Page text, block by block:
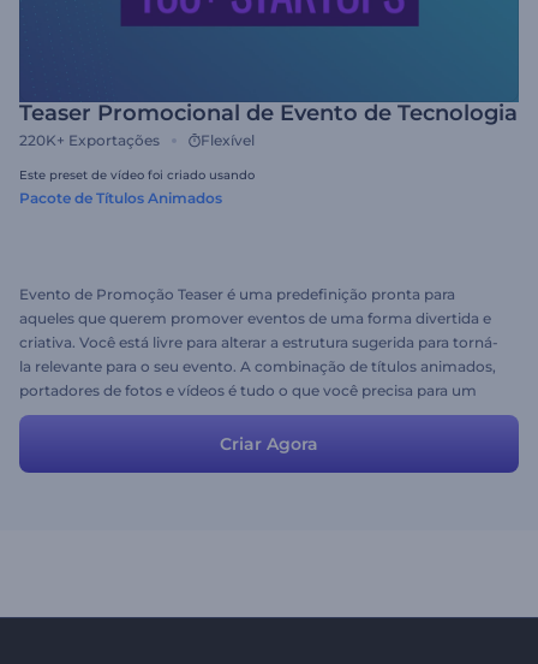
Teaser Promocional de Evento de Tecnologia
220K+ Exportações Flexível
Este preset de vídeo foi criado usando
Pacote de Títulos Animados
Evento de Promoção Teaser é uma predefinição pronta para
aqueles que querem promover eventos de uma forma divertida e
criativa. Você está livre para alterar a estrutura sugerida para torná-
la relevante para o seu evento. A combinação de títulos animados,
portadores de fotos e vídeos é tudo o que você precisa para um
vídeo perfeito. Atraia o público com o vídeo mais cativante!
Criar Agora